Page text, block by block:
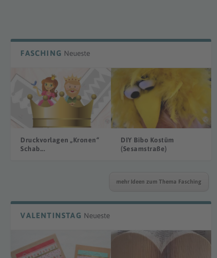
FASCHING Neueste
Druckvorlagen „Kronen“
Schab...
DIY Bibo Kostüm
(Sesamstraße)
mehr Ideen zum Thema Fasching
VALENTINSTAG Neueste